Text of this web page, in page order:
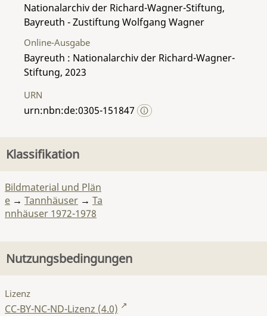
Nationalarchiv der Richard-Wagner-Stiftung,
Bayreuth - Zustiftung Wolfgang Wagner
Online-Ausgabe
Bayreuth : Nationalarchiv der Richard-Wagner-
Stiftung, 2023
URN
urn:nbn:de:0305-151847
Klassifikation
Bildmaterial und Plän
e → Tannhäuser → Ta
nnhäuser 1972-1978
Nutzungsbedingungen
Lizenz
CC-BY-NC-ND-Lizenz (4.0)